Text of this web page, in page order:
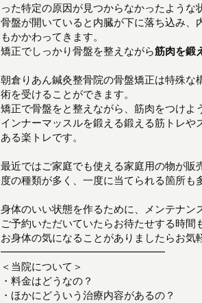
った特定の原因が見つからなかったような
骨盤が開いていると内臓が下に落ち込み、
もかかわってきます。
矯正でしっかり骨盤を整えながら筋肉を鍛
朝倉りあん鍼灸整骨院の骨盤矯正は特殊
術を受けることができます。
矯正で骨盤をと整えながら、筋肉をつけよ
インナーマッスルを鍛える鍛える筋トレ
ある楽トレです。
最近ではご家庭でも使える家庭用の物が販
度の種類が多く、一度に当てられる箇所も
身体のいい状態を作るために、メンテナン
ご予約いただいていたらお待たせする時間
お身体の気になることがありましたらお気
━━━━━━━━━━━━━━━━
＜当院について＞
・料金はどうなの？
・ほかにどういう治療内容があるの？